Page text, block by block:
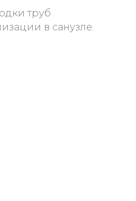
труб
в санузле.